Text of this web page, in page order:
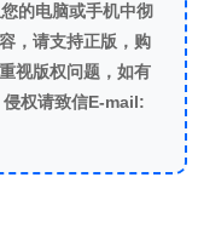
的电脑或手机中彻
，请支持正版，购
视版权问题，如有
权请致信E-mail: